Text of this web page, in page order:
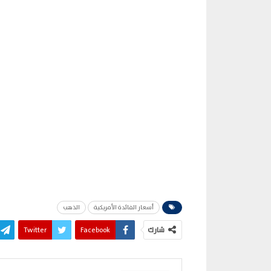
أسعار الفائدة الأمريكية الذهب
شارك Facebook
Twitter